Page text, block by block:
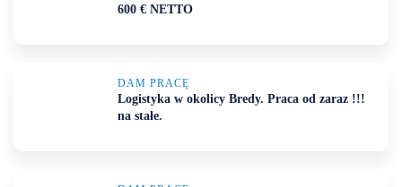
600 € NETTO
DAM PRACĘ
Logistyka w okolicy Bredy. Praca od zaraz !!!
na stałe.